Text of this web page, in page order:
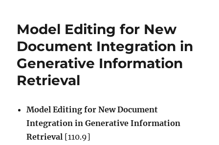
Model Editing for New
Document Integration in
Generative Information
Retrieval
Model Editing for New Document
Integration in Generative Information
Retrieval [110.9]